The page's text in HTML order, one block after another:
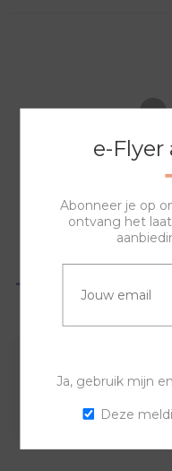
Combineer deze
sierringen en
e-
Abonneer je op
ontvang het
Ja, gebruik mijn
Deze